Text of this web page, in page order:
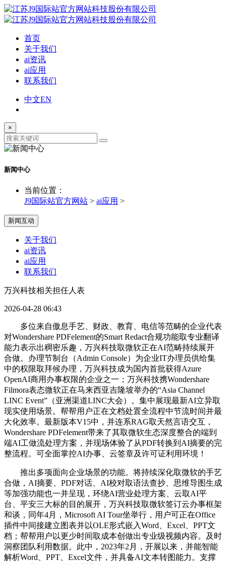
首页
关于我们
ai资讯
ai应用
联系我们
中文EN
×
新闻中心
当前位置：
J9国际站官方网站 > ai应用 >
新闻互动
关于我们
ai资讯
ai应用
联系我们
万兴科技相关担任人表
2026-04-28 06:43
多位来自傲息手艺、财政、教育、电信等范畴的企业代表
对Wondershare PDFelement的Smart Redact合规功能取专业翻译
能力表示出稠密乐趣，万兴科技取微软正在AI范畴持续展开
合做。办理节制台（Admin Console）为企业IT办理员供给集
中的权限取拜候办理，万兴科技成为国内首批获得Azure
OpenAI商用办事权限的企业之一；万兴科技携Wondershare
Filmora表态微软正在马来西亚吉隆坡举办的“Asia Channel
LINC Event”（亚洲渠道LINC大会）。集中展现最新AI立异取
现实使用场景。帮帮用户正在文档处置全流程中节流时间并最
大化效率。最新版本V15中，并连系RAG取天然言语交互，
Wondershare PDFelement带来了其取微软生态深度整合的端到
端AI工做流处理方案，并现场体验了从PDF转换到AI摘要的完
整流程。可全面掌控AI办事、云签章及许可证利用环境！
推出多项面向企业场景的功能。将持续深化取微软的手艺
合做，AI摘要、PDF对话、AI校对取语法查抄、思维导图生成
等加强功能也一并呈现，环绕AI营业处理方案、云取AI平
台、平安三大标的目的展开，万兴科技取微软签订云办事框架
和谈，同年4月，Microsoft AI Tour坐举行，用户可正在Office
插件中间接建立图表并以OLE形式嵌入Word、Excel、PPT文
档；帮帮用户以更少时间取成本创做出专业级视频内容。及时
洞察团队利用数据。此中，2023年2月，开展以来，并能智能
解析Word、PPT、Excel文件，并具备AI文本转图能力。支撑